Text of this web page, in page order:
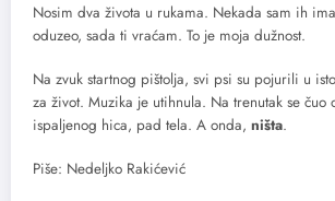
Nosim dva života u rukama. Nekada sam ih
oduzeo, sada ti vraćam. To je moja dužnost.
Na zvuk startnog pištolja, svi psi su pojurili u
za život. Muzika je utihnula. Na trenutak se čuo
ispaljenog hica, pad tela. A onda, ništa.
Piše: Nedeljko Rakićević